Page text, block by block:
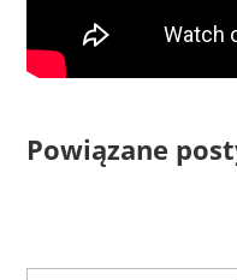
Powiązane